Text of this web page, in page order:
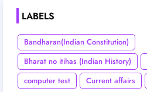
LABELS
Bandharan(Indian Constitution)
Bharat no itihas (Indian History)
computer test
Current affairs